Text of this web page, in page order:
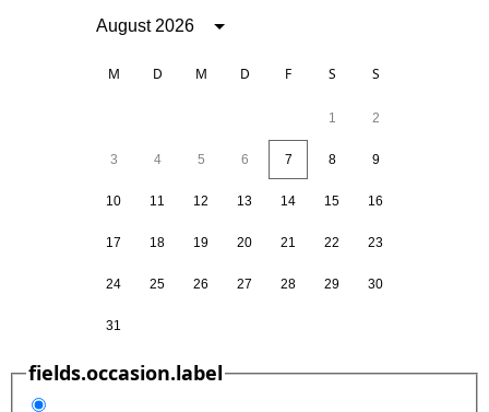
August 2026
M D M D F S S
1 2
3 4 5 6 7 8 9
10 11 12 13 14 15 16
17 18 19 20 21 22 23
24 25 26 27 28 29 30
31
fields.occasion.label